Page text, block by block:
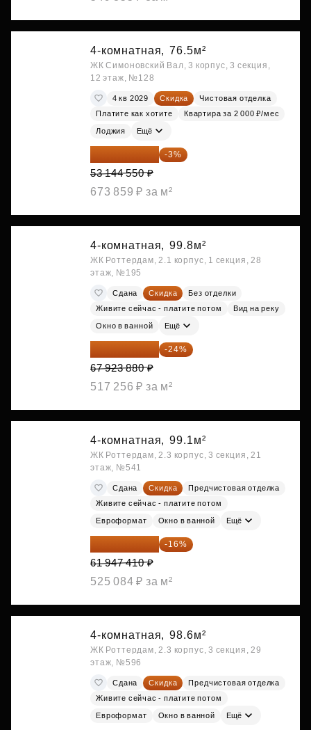
4-комнатная, 76.5м²
ЖК Симоновский Вал, 3 корпус, 3 секция,
12 этаж, №128
4 кв 2029 Скидка
Чистовая отделка
Платите как хотите
Квартира за 2 000 ₽/мес
Лоджия Ещё
51 550 214 ₽ -3%
53 144 550 ₽
673 859 ₽ за м²
4-комнатная, 99.8м²
ЖК Роттердам, 2.1 корпус, 1 секция, 28
этаж, №195
Сдана Скидка
Без отделки
Живите сейчас - платите потом
Вид на реку
Окно в ванной Ещё
51 622 149 ₽ -24%
67 923 880 ₽
517 256 ₽ за м²
4-комнатная, 99.1м²
ЖК Роттердам, 2.3 корпус, 3 секция, 21
этаж, №541
Сдана Скидка
Предчистовая отделка
Живите сейчас - платите потом
Евроформат Окно в ванной Ещё
52 035 824 ₽ -16%
61 947 410 ₽
525 084 ₽ за м²
4-комнатная, 98.6м²
ЖК Роттердам, 2.3 корпус, 3 секция, 29
этаж, №596
Сдана Скидка
Предчистовая отделка
Живите сейчас - платите потом
Евроформат Окно в ванной Ещё